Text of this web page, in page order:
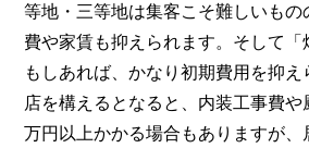
等地・三等地は集客こそ難しいも
費や家賃も抑えられます。そして
もしあれば、かなり初期費用を抑
店を構えるとなると、内装工事費
万円以上かかる場合もありますが、